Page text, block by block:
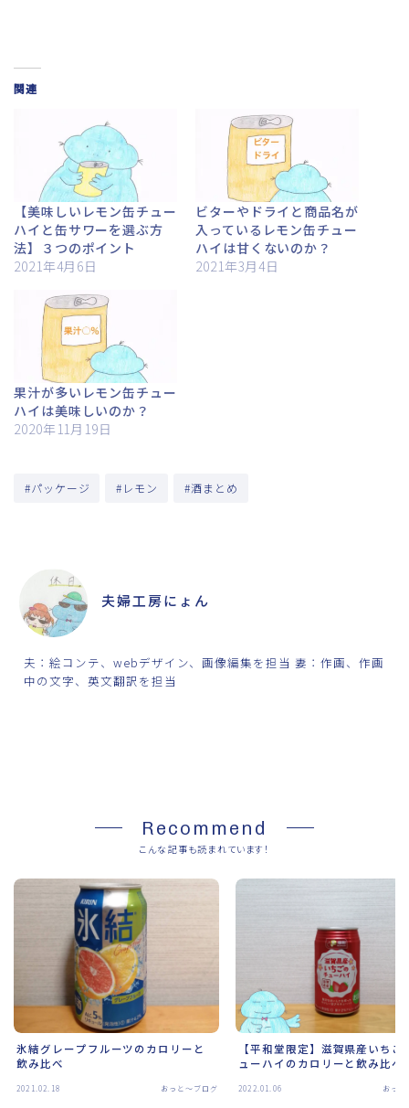
関連
【美味しいレモン缶チュー
ハイと缶サワーを選ぶ方
法】３つのポイント
2021年4月6日
ビターやドライと商品名が
入っているレモン缶チュー
ハイは甘くないのか？
2021年3月4日
果汁が多いレモン缶チュー
ハイは美味しいのか？
2020年11月19日
#パッケージ #レモン #酒まとめ
夫婦工房にょん
夫：絵コンテ、webデザイン、画像編集を担当 妻：作画、作画
中の文字、英文翻訳を担当
Recommend
こんな記事も読まれています！
氷結グレープフルーツのカロリーと
飲み比べ
2021.02.18 おっと～ブログ
【平和堂限定】滋賀県産いちご
ューハイのカロリーと飲み比べ
2022.01.06 おっ